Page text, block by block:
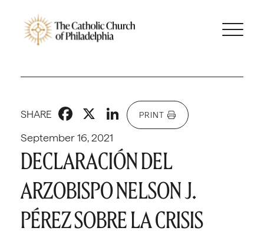
September 16, 2021
SHARE Facebook
X LinkedIn
PRINT
DECLARACIÓN DEL
ARZOBISPO NELSON J.
PÉREZ SOBRE LA CRISIS